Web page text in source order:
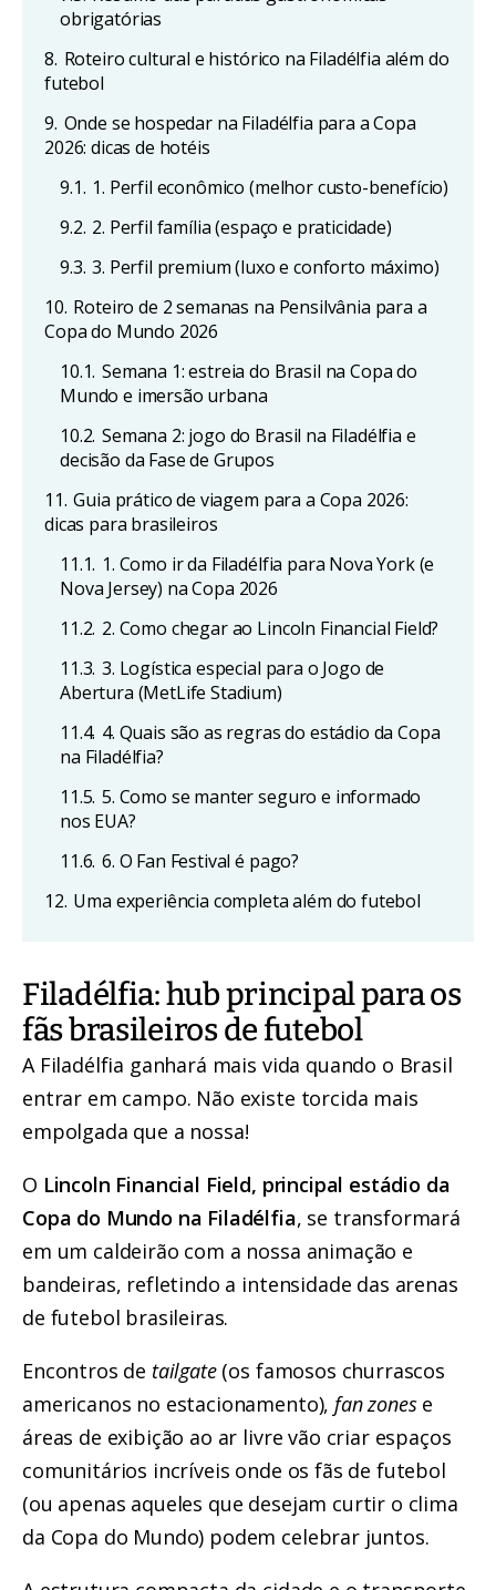
obrigatórias
8. Roteiro cultural e histórico na Filadélfia além do
futebol
9. Onde se hospedar na Filadélfia para a Copa
2026: dicas de hotéis
9.1. 1. Perfil econômico (melhor custo-benefício)
9.2. 2. Perfil família (espaço e praticidade)
9.3. 3. Perfil premium (luxo e conforto máximo)
10. Roteiro de 2 semanas na Pensilvânia para a
Copa do Mundo 2026
10.1. Semana 1: estreia do Brasil na Copa do
Mundo e imersão urbana
10.2. Semana 2: jogo do Brasil na Filadélfia e
decisão da Fase de Grupos
11. Guia prático de viagem para a Copa 2026:
dicas para brasileiros
11.1. 1. Como ir da Filadélfia para Nova York (e
Nova Jersey) na Copa 2026
11.2. 2. Como chegar ao Lincoln Financial Field?
11.3. 3. Logística especial para o Jogo de
Abertura (MetLife Stadium)
11.4. 4. Quais são as regras do estádio da Copa
na Filadélfia?
11.5. 5. Como se manter seguro e informado
nos EUA?
11.6. 6. O Fan Festival é pago?
12. Uma experiência completa além do futebol
Filadélfia: hub principal para os
fãs brasileiros de futebol
A Filadélfia ganhará mais vida quando o Brasil
entrar em campo. Não existe torcida mais
empolgada que a nossa!
O Lincoln Financial Field, principal estádio da
Copa do Mundo na Filadélfia, se transformará
em um caldeirão com a nossa animação e
bandeiras, refletindo a intensidade das arenas
de futebol brasileiras.
Encontros de tailgate(os famosos churrascos
americanos no estacionamento),fan zonese
áreas de exibição ao ar livre vão criar espaços
comunitários incríveis onde os fãs de futebol
(ou apenas aqueles que desejam curtir o clima
da Copa do Mundo) podem celebrar juntos.